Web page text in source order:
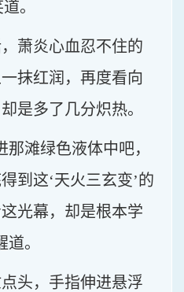
。
萧炎心血忍不住的
抹红润，再度看向
是多了几分炽热。
那滩绿色液体中吧，
到这‘天火三玄变’的
光幕，却是根本学
。
头，手指伸进悬浮